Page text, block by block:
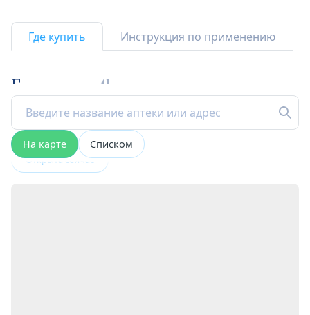
Где купить Инструкция по применению
Где купить 41
На карте Списком
Открыта сейчас